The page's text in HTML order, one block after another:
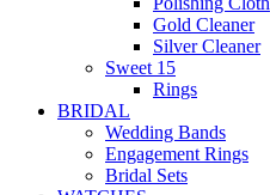
Gold Cleaner
Silver Cleaner
Sweet 15
Rings
BRIDAL
Wedding Bands
Engagement Rings
Bridal Sets